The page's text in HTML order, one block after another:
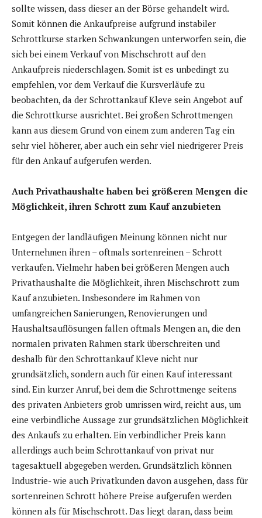
sollte wissen, dass dieser an der Börse gehandelt wird.
Somit können die Ankaufpreise aufgrund instabiler
Schrottkurse starken Schwankungen unterworfen sein, die
sich bei einem Verkauf von Mischschrott auf den
Ankaufpreis niederschlagen. Somit ist es unbedingt zu
empfehlen, vor dem Verkauf die Kursverläufe zu
beobachten, da der Schrottankauf Kleve sein Angebot auf
die Schrottkurse ausrichtet. Bei großen Schrottmengen
kann aus diesem Grund von einem zum anderen Tag ein
sehr viel höherer, aber auch ein sehr viel niedrigerer Preis
für den Ankauf aufgerufen werden.
Auch Privathaushalte haben bei größeren Mengen die
Möglichkeit, ihren Schrott zum Kauf anzubieten
Entgegen der landläufigen Meinung können nicht nur
Unternehmen ihren – oftmals sortenreinen – Schrott
verkaufen. Vielmehr haben bei größeren Mengen auch
Privathaushalte die Möglichkeit, ihren Mischschrott zum
Kauf anzubieten. Insbesondere im Rahmen von
umfangreichen Sanierungen, Renovierungen und
Haushaltsauflösungen fallen oftmals Mengen an, die den
normalen privaten Rahmen stark überschreiten und
deshalb für den Schrottankauf Kleve nicht nur
grundsätzlich, sondern auch für einen Kauf interessant
sind. Ein kurzer Anruf, bei dem die Schrottmenge seitens
des privaten Anbieters grob umrissen wird, reicht aus, um
eine verbindliche Aussage zur grundsätzlichen Möglichkeit
des Ankaufs zu erhalten. Ein verbindlicher Preis kann
allerdings auch beim Schrottankauf von privat nur
tagesaktuell abgegeben werden. Grundsätzlich können
Industrie- wie auch Privatkunden davon ausgehen, dass für
sortenreinen Schrott höhere Preise aufgerufen werden
können als für Mischschrott. Das liegt daran, dass beim